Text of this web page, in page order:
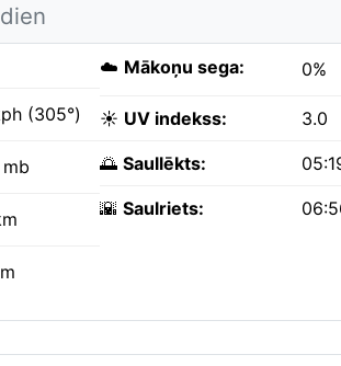
(305°)
☁️ Mākoņu sega: 0%
☀️ UV indekss: 3.0
🌅 Saullēkts:
🌇 Saulriets: